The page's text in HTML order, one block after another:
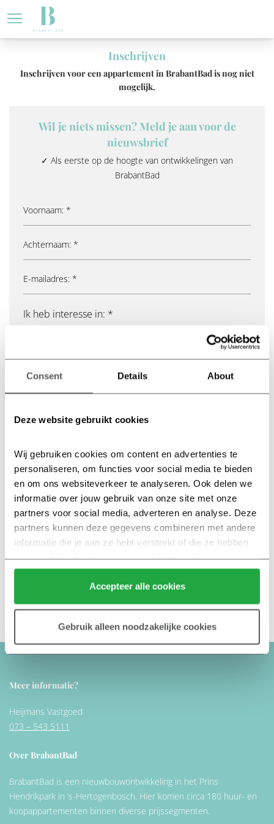
Consent Details About
Deze website gebruikt cookies
Wij gebruiken cookies om content en advertenties te
personaliseren, om functies voor social media te bieden
en om ons websiteverkeer te analyseren. Ook delen we
informatie over jouw gebruik van onze site met onze
partners voor social media, adverteren en analyse. Deze
partners kunnen deze gegevens combineren met andere
informatie die je aan ze hebt verstrekt of die ze hebben
verzameld op basis van jouw gebruik van hun services.
Klik hier voor meer informatie over ons cookiebeleid.
Accepteer alle cookies
Gebruik alleen noodzakelijke cookies
Inschrijven
Inschrijven voor een appartement in BrabantBad is nog niet
mogelijk.
Wil je niets missen? Meld je aan voor de
nieuwsbrief
✓ Als eerste op de hoogte van ontwikkelingen van
BrabantBad
Ik heb interesse in: *
Betaalbare huurwoningen
Vrije sector koopwoningen
Vrije sector huurwoningen
Ik heb geen interesse in een appartement. Ik ben
Lees alsjeblieft onsprivacybeleidvoor meer
informatie over hoe we omgaan met jouw
persoonlijke informatie.
Meer informatie?
Heijmans Vastgoed
073 – 543 5111
Over BrabantBad
BrabantBad is een nieuwbouwontwikkeling in het Prins
Hendrikpark in ’s-Hertogenbosch. Hier komen circa 180 huur- en
koopappartementen binnen diverse prijssegmenten.